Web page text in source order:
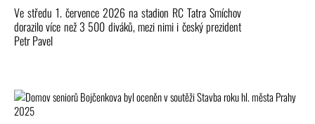
Ve středu 1. července 2026 na stadion RC Tatra Smíchov
dorazilo více než 3 500 diváků, mezi nimi i český prezident
Petr Pavel